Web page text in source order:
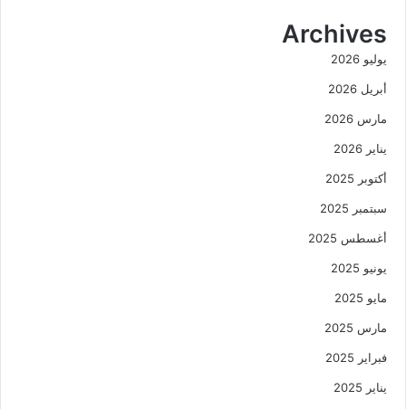
Archives
يوليو 2026
أبريل 2026
مارس 2026
يناير 2026
أكتوبر 2025
سبتمبر 2025
أغسطس 2025
يونيو 2025
مايو 2025
مارس 2025
فبراير 2025
يناير 2025